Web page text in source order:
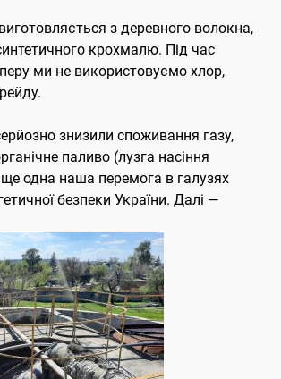
з деревного волокна,
крохмалю. Під час
ми не використовуємо хлор,
знизили споживання газу,
паливо (лузга насіння
одна наша перемога в галузях
безпеки України. Далі —